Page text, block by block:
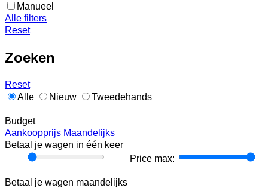
Manueel
Alle filters
Reset
Zoeken
Reset
Alle
Nieuw Tweedehands
Budget
Aankoopprijs Maandelijks
Betaal je wagen in één keer
Price
Price max:
Betaal je wagen maandelijks